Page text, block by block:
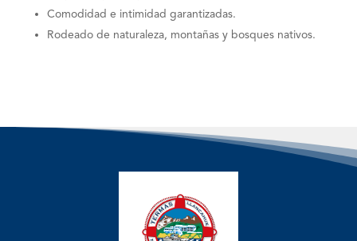
Comodidad e intimidad garantizadas.
Rodeado de naturaleza, montañas y bosques nativos.